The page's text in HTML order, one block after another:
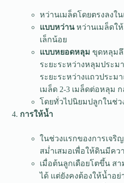
หว่านเมล็ดโดยตรงลงใ
แบบหว่านหว่านเมล็ดใ
เล็กน้อย
แบบหยอดหลุม ขุดหลุมลึ
ระยะระหว่างหลุมประม
ระยะระหว่างแถวประม
เมล็ด 2-3 เมล็ดต่อหลุม
โดยทั่วไปนิยมปลูกในช่
การให้น้ำ
ในช่วงแรกของการเจริ
สม่ำเสมอเพื่อให้ดินมีคว
เมื่อต้นลูกเดือยโตขึ้น ส
ได้ แต่ยังคงต้องให้น้ำอย่